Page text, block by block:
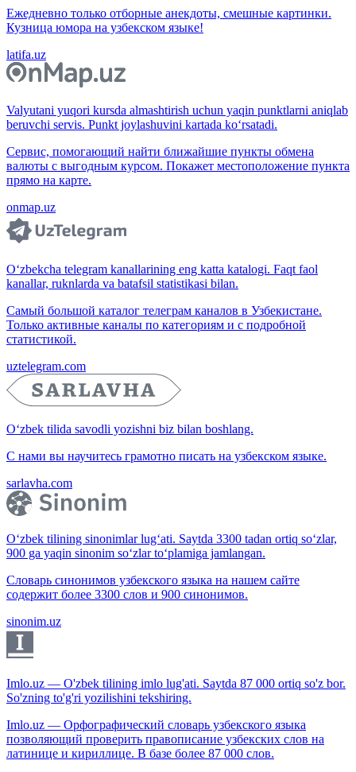
Ежедневно только отборные анекдоты, смешные картинки.
Кузница юмора на узбекском языке!
latifa.uz
Valyutani yuqori kursda almashtirish uchun yaqin punktlarni aniqlab
beruvchi servis. Punkt joylashuvini kartada ko‘rsatadi.
Сервис, помогающий найти ближайшие пункты обмена
валюты с выгодным курсом. Покажет местоположение пункта
прямо на карте.
onmap.uz
O‘zbekcha telegram kanallarining eng katta katalogi. Faqt faol
kanallar, ruknlarda va batafsil statistikasi bilan.
Самый большой каталог телеграм каналов в Узбекистане.
Только активные каналы по категориям и с подробной
статистикой.
uztelegram.com
O‘zbek tilida savodli yozishni biz bilan boshlang.
С нами вы научитесь грамотно писать на узбекском языке.
sarlavha.com
O‘zbek tilining sinonimlar lug‘ati. Saytda 3300 tadan ortiq so‘zlar,
900 ga yaqin sinonim so‘zlar to‘plamiga jamlangan.
Словарь синонимов узбекского языка на нашем сайте
содержит более 3300 слов и 900 синонимов.
sinonim.uz
Imlo.uz — O'zbek tilining imlo lug'ati. Saytda 87 000 ortiq so'z bor.
So'zning to'g'ri yozilishini tekshiring.
Imlo.uz — Орфографический словарь узбекского языка
позволяющий проверить правописание узбекских слов на
латинице и кириллице. В базе более 87 000 слов.